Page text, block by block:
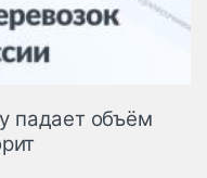
падает объём